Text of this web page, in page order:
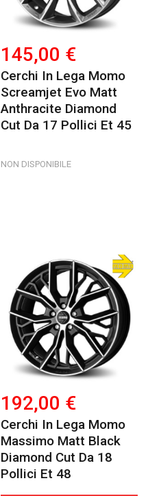
145,00 €
Cerchi In Lega Momo
Screamjet Evo Matt
Anthracite Diamond
Cut Da 17 Pollici Et 45
NON DISPONIBILE
192,00 €
Cerchi In Lega Momo
Massimo Matt Black
Diamond Cut Da 18
Pollici Et 48